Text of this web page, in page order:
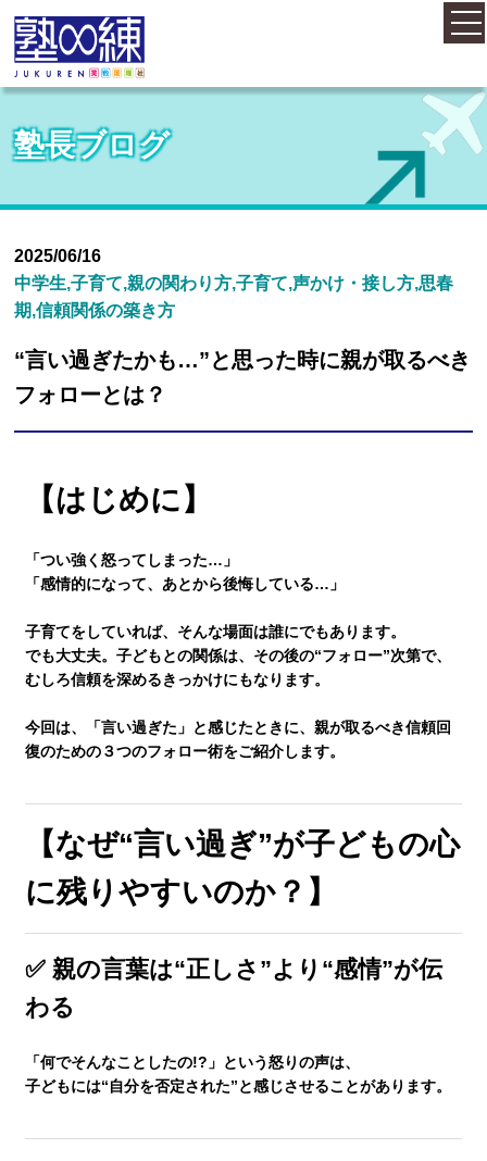
ホーム
コース案内
料金案内
概要・アクセス
お知らせ
講師紹介
小学生
大学受験の方
生徒さんの塾∞練体験インタビュー
生徒さん・親御様のアンケート
塾長ブログ
2025/06/16
中学生,子育て,親の関わり方,子育て,声かけ・接し方,思春
期,信頼関係の築き方
“言い過ぎたかも…”と思った時に親が取るべき
フォローとは？
【はじめに】
「つい強く怒ってしまった…」
「感情的になって、あとから後悔している…」
子育てをしていれば、そんな場面は誰にでもあります。
でも大丈夫。子どもとの関係は、 その後の“フォロー”次第で、
むしろ信頼を深めるきっかけにもなります。
今回は、「言い過ぎた」と感じたときに、親が取るべき信頼回
復のための３つのフォロー術をご紹介します。
【なぜ“言い過ぎ”が子どもの心
に残りやすいのか？】
✅ 親の言葉は“正しさ”より“感情”が伝
わる
「何でそんなことしたの!?」という怒りの声は、
子どもには“自分を否定された”と感じさせることがあります。